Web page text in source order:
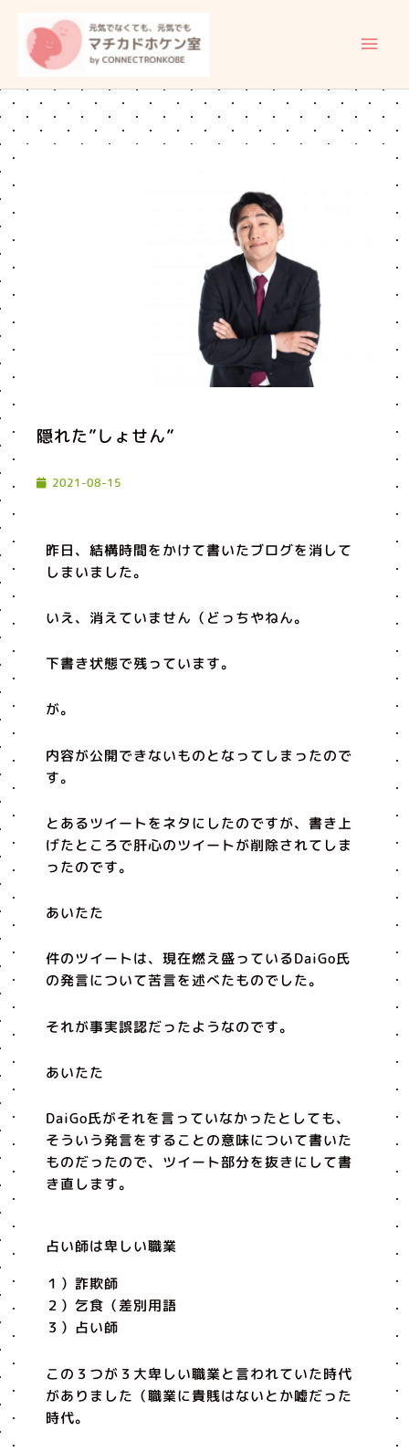
ッ
プ
イ
ン
メ
隠れた”しょせん”
2021-08-15
昨日、結構時間をかけて書いたブログを消して
しまいました。
いえ、消えていません（どっちやねん。
下書き状態で残っています。
が。
内容が公開できないものとなってしまったので
す。
とあるツイートをネタにしたのですが、書き上
げたところで肝心のツイートが削除されてしま
ったのです。
あいたた
件のツイートは、現在燃え盛っているDaiGo氏
の発言について苦言を述べたものでした。
それが事実誤認だったようなのです。
あいたた
DaiGo氏がそれを言っていなかったとしても、
そういう発言をすることの意味について書いた
ものだったので、ツイート部分を抜きにして書
き直します。
占い師は卑しい職業
１）詐欺師
２）乞食（差別用語
３）占い師
この３つが３大卑しい職業と言われていた時代
がありました（職業に貴賎はないとか嘘だった
時代。